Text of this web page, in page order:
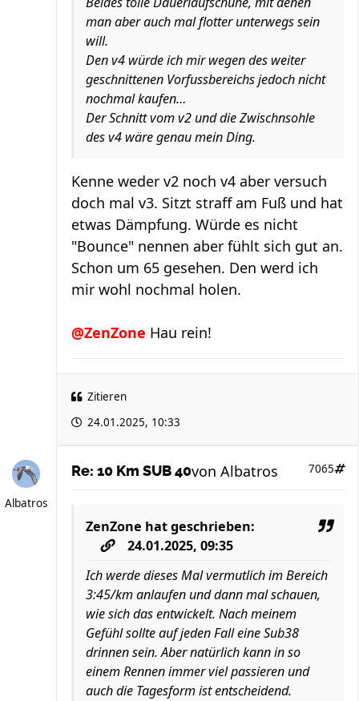
man aber auch mal flotter unterwegs sein
will.
Den v4 würde ich mir wegen des weiter
geschnittenen Vorfussbereichs jedoch nicht
nochmal kaufen…
Der Schnitt vom v2 und die Zwischnsohle
des v4 wäre genau mein Ding.
Kenne weder v2 noch v4 aber versuch
doch mal v3. Sitzt straff am Fuß und hat
etwas Dämpfung. Würde es nicht
"Bounce" nennen aber fühlt sich gut an.
Schon um 65 gesehen. Den werd ich
mir wohl nochmal holen.
@ZenZone Hau rein!
Zitieren
24.01.2025, 10:33
Albatros
Re: 10 Km SUB 40 7065
von Albatros
ZenZone hat geschrieben:
24.01.2025, 09:35
Ich werde dieses Mal vermutlich im Bereich
3:45/km anlaufen und dann mal schauen,
wie sich das entwickelt. Nach meinem
Gefühl sollte auf jeden Fall eine Sub38
drinnen sein. Aber natürlich kann in so
einem Rennen immer viel passieren und
auch die Tagesform ist entscheidend.